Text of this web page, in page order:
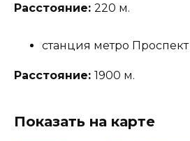
Расстояние: 220 м.
станция метро
Расстояние: 1900 м.
Показать на карте